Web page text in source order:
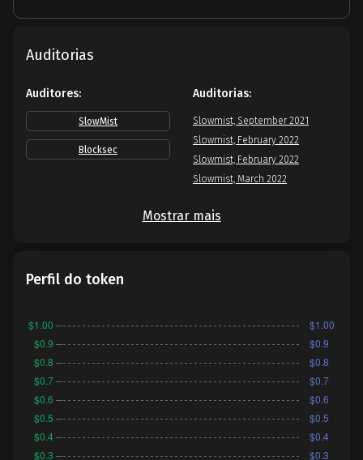
Auditorias
Auditores:
SlowMist
Blocksec
Auditorias:
Slowmist, September 2021
Slowmist, February 2022
Slowmist, February 2022
Slowmist, March 2022
Mostrar mais
Perfil do token